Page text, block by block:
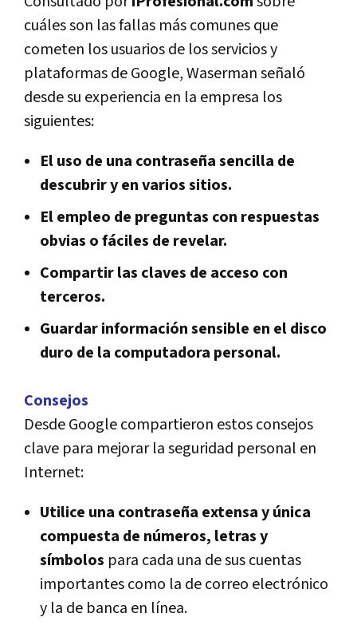
cuáles son las fallas más comunes que
cometen los usuarios de los servicios y
plataformas de Google, Waserman señaló
desde su experiencia en la empresa los
siguientes:
El uso de una contraseña sencilla de
descubrir y en varios sitios.
El empleo de preguntas con respuestas
obvias o fáciles de revelar.
Compartir las claves de acceso con
terceros.
Guardar información sensible en el disco
duro de la computadora personal.
Consejos
Desde Google compartieron estos consejos
clave para mejorar la seguridad personal en
Internet:
Utilice una contraseña extensa y única
compuesta de números, letras y
símbolos para cada una de sus cuentas
importantes como la de correo electrónico
y la de banca en línea.